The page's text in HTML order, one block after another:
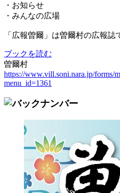
・お知らせ
・みんなの広場
「広報曽爾」は曽爾村の広報誌
ブックを読む
曽爾村
https://www.vill.soni.nara.jp/forms/
menu_id=1361